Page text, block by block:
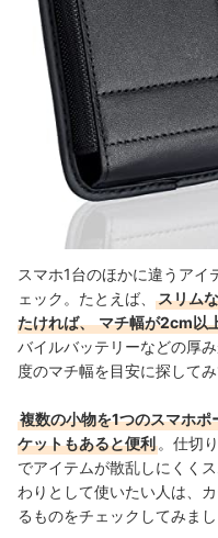
スマホ1台のほかに違うアイ
ェック。たとえば、
スリム
たければ、 マチ幅が2cm以
バイルバッテリーなどの厚
度のマチ幅を目安に探してみ
複数の小物を1つのスマホ
ケットもあると便利 。仕切
でアイテムが散乱しにくく
わりとして使いたい人は、
るものをチェックしてみまし